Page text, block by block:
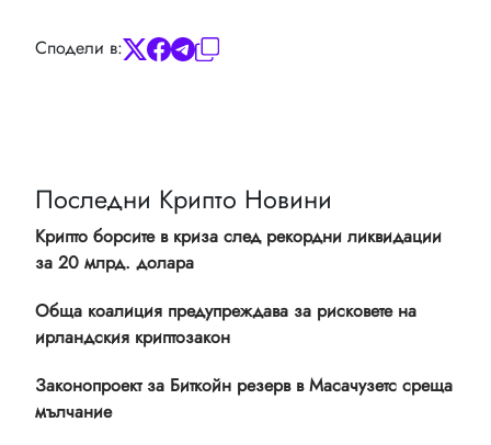
Сподели в:
Последни Крипто Новини
Крипто борсите в криза след рекордни ликвидации
за 20 млрд. долара
Обща коалиция предупреждава за рисковете на
ирландския криптозакон
Законопроект за Биткойн резерв в Масачузетс среща
мълчание